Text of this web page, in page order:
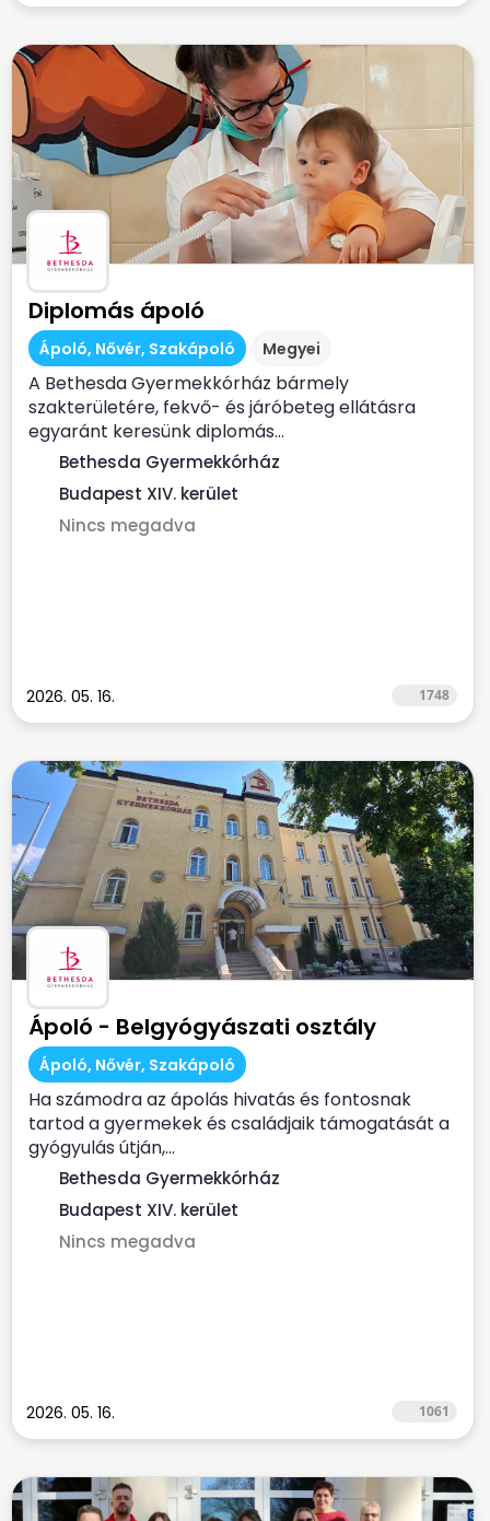
Diplomás ápoló
Ápoló, Nővér, Szakápoló Megyei
A Bethesda Gyermekkórház bármely
szakterületére, fekvő- és járóbeteg ellátásra
egyaránt keresünk diplomás...
Bethesda Gyermekkórház
Budapest XIV. kerület
Nincs megadva
2026. 05. 16. 1748
Ápoló - Belgyógyászati osztály
Ápoló, Nővér, Szakápoló
Ha számodra az ápolás hivatás és fontosnak
tartod a gyermekek és családjaik támogatását a
gyógyulás útján,...
Bethesda Gyermekkórház
Budapest XIV. kerület
Nincs megadva
2026. 05. 16. 1061